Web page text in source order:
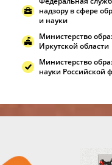
надзору в сфере
и науки
Министерство
Иркутской области
Министерство
науки Российской